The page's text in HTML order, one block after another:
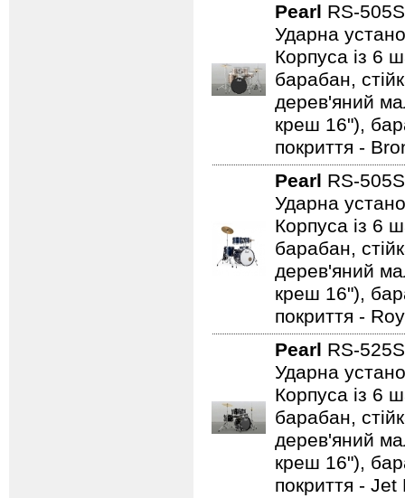
Pearl RS-
Ударна
Корпуса із 6
барабан,
дерев'яний
креш 16"),
покриття -
Pearl RS-
Ударна
Корпуса із 6
барабан,
дерев'яний
креш 16"),
покриття -
Pearl RS-
Ударна
Корпуса із 6
барабан,
дерев'яний
креш 16"),
покриття - Jet